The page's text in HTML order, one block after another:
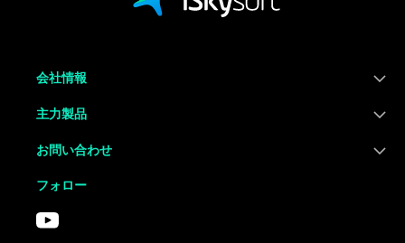
会社情報
主力製品
お問い合わせ
フォロー